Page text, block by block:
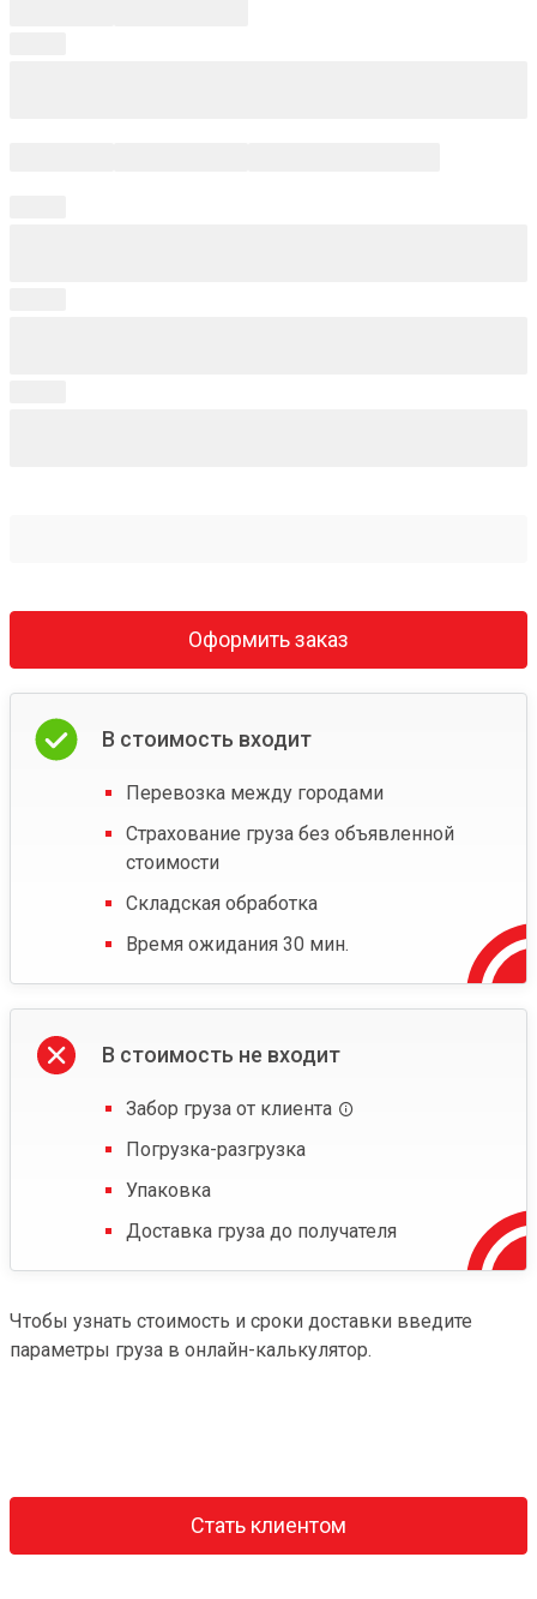
Оформить заказ
В стоимость входит
Перевозка между городами
Страхование груза без объявленной
стоимости
Складская обработка
Время ожидания 30 мин.
В стоимость не входит
Забор груза от клиента
Погрузка-разгрузка
Упаковка
Доставка груза до получателя
Чтобы узнать стоимость и сроки доставки введите
параметры груза в онлайн-калькулятор.
Стать клиентом